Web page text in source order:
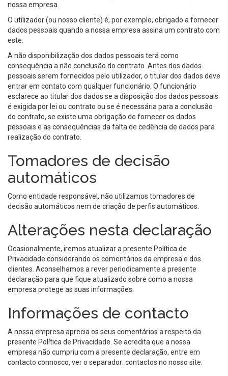
nossa empresa.
O utilizador (ou nosso cliente) é, por exemplo, obrigado a fornecer
dados pessoais quando a nossa empresa assina um contrato com
este.
A não disponibilização dos dados pessoais terá como
consequência a não conclusão do contrato. Antes dos dados
pessoais serem fornecidos pelo utilizador, o titular dos dados deve
entrar em contato com qualquer funcionário. O funcionário
esclarece ao titular dos dados se a disposição dos dados pessoais
é exigida por lei ou contrato ou se é necessária para a conclusão
do contrato, se existe uma obrigação de fornecer os dados
pessoais e as consequências da falta de cedência de dados para
realização do contrato.
Tomadores de decisão
automáticos
Como entidade responsável, não utilizamos tomadores de
decisão automáticos nem de criação de perfis automáticos.
Alterações nesta declaração
Ocasionalmente, iremos atualizar a presente Política de
Privacidade considerando os comentários da empresa e dos
clientes. Aconselhamos a rever periodicamente a presente
declaração para que fique atualizado sobre como a nossa
empresa protege as suas informações.
Informações de contacto
A nossa empresa aprecia os seus comentários a respeito da
presente Política de Privacidade. Se acredita que a nossa
empresa não cumpriu com a presente declaração, entre em
contacto connosco, ver o separador: contactos no nosso site.